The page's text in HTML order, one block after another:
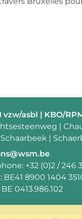
vzw/asbl | KBO/
|
|
+32 (0)2 / 246
BE41 8900 1404
BE 0413.986.102